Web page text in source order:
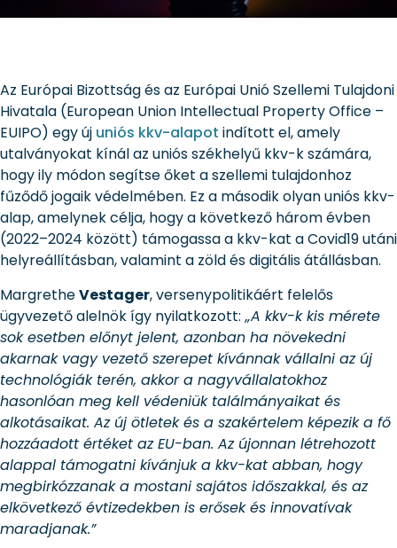
Az Európai Bizottság és az Európai Unió Szellemi Tulajdoni
Hivatala (European Union Intellectual Property Office –
EUIPO) egy új uniós kkv-alapot indított el, amely
utalványokat kínál az uniós székhelyű kkv-k számára,
hogy ily módon segítse őket a szellemi tulajdonhoz
fűződő jogaik védelmében. Ez a második olyan uniós kkv-
alap, amelynek célja, hogy a következő három évben
(2022–2024 között) támogassa a kkv-kat a Covid19 utáni
helyreállításban, valamint a zöld és digitális átállásban.
MargretheVestager, versenypolitikáért felelős
ügyvezető alelnök így nyilatkozott: „A kkv-k kis mérete
sok esetben előnyt jelent, azonban ha növekedni
akarnak vagy vezető szerepet kívánnak vállalni az új
technológiák terén, akkor a nagyvállalatokhoz
hasonlóan meg kell védeniük találmányaikat és
alkotásaikat. Az új ötletek és a szakértelem képezik a fő
hozzáadott értéket az EU-ban. Az újonnan létrehozott
alappal támogatni kívánjuk a kkv-kat abban, hogy
megbirkózzanak a mostani sajátos időszakkal, és az
elkövetkező évtizedekben is erősek és innovatívak
maradjanak.”